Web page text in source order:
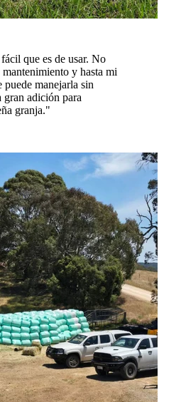
que es de usar. No
y hasta mi
puede manejarla sin
gran adición para
granja."